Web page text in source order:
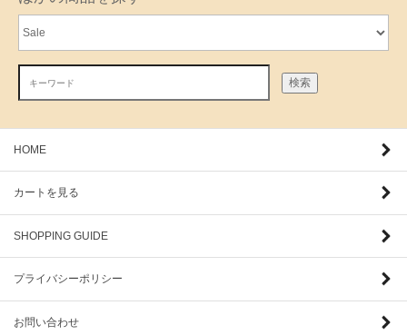
検索
HOME
カートを見る
SHOPPING GUIDE
プライバシーポリシー
お問い合わせ